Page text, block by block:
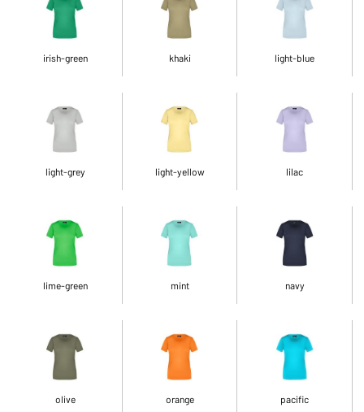
irish-green khaki light-blue
light-grey light-yellow lilac
lime-green mint navy
olive orange pacific